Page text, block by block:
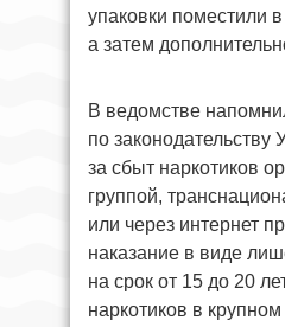
упаковки поместили
а затем
В ведомстве
по законодательству
за сбыт наркотиков
группой,
или через интернет
наказание в виде
на срок от 15 до 20
наркотиков в